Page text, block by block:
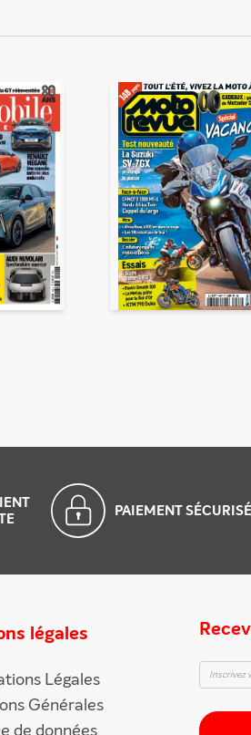
pour cet envoi à la suite duquel elles
Données personnelles".
PAIEMENTSÉCURISÉ
légales
Légales
Générales
de données